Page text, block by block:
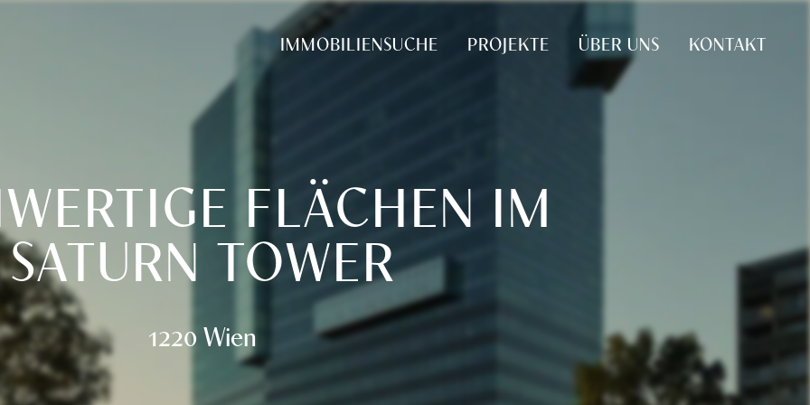
IMMOBILIENSUCHE PROJEKTE ÜBER UNS KONTAKT
FLÄCHEN IM
SATURN TOWER
1220 Wien